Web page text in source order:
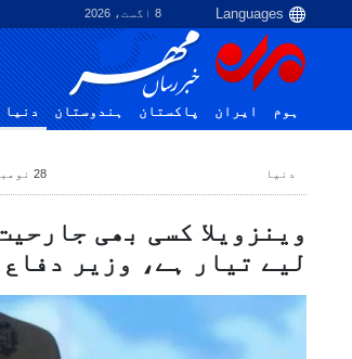
8 اگست، 2026
ہوم ایران پاکستان ہندوستان دنیا
دنیا 28 نومبر، 2025، 12:50 PM
وینزویلا کسی بھی
لیے تیار ہے، وزیر دفاع